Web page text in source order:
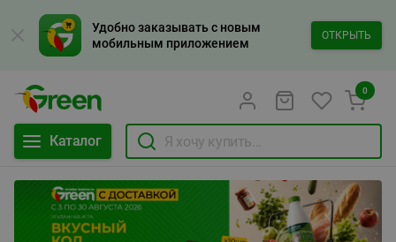
Удобно заказывать с новым
мобильным приложением
ОТКРЫТЬ
Каталог
0